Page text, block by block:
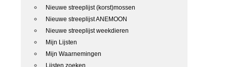
Nieuwe streeplijst (korst)mossen
Nieuwe streeplijst ANEMOON
Nieuwe streeplijst weekdieren
Mijn Lijsten
Mijn Waarnemingen
Lijsten zoeken